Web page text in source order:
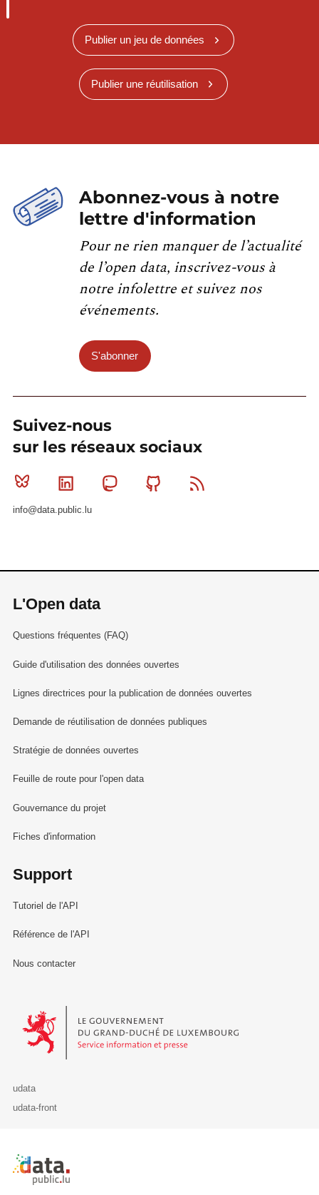
Publier un jeu de données
Publier une réutilisation
Abonnez-vous à notre
lettre d'information
Pour ne rien manquer de l’actualité
de l’open data, inscrivez-vous à
notre infolettre et suivez nos
événements.
S'abonner
Suivez-nous
sur les réseaux sociaux
Bluesky Linkedin MastodonGithub
info@data.public.lu
L'Open data
Questions fréquentes (FAQ)
Guide d'utilisation des données ouvertes
Lignes directrices pour la publication de données ouvertes
Demande de réutilisation de données publiques
Stratégie de données ouvertes
Feuille de route pour l'open data
Gouvernance du projet
Fiches d'information
Support
Tutoriel de l'API
Référence de l'API
Nous contacter
Le Gouvernement du Grand-Duché de Luxembourg - Service
udata
udata-front
Retour à l'accueil de data.public.lu